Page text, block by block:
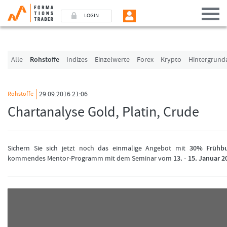
LOGIN
Alle Rohstoffe Indizes Einzelwerte Forex Krypto
Rohstoffe 29.09.2016 21:06
Chartanalyse Gold, Platin, Crude
Sichern Sie sich jetzt noch das einmalige Angebot mit 30%
kommendes Mentor-Programm mit dem Seminar vom 13. - 15. Januar
Benutzer (E-Mail-Adresse in Kleinschrift)
Angemeldet bleiben
LOGIN